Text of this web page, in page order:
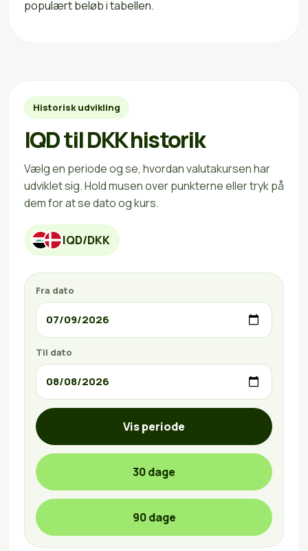
populært beløb i tabellen.
Historisk udvikling
IQD til DKK historik
Vælg en periode og se, hvordan valutakursen har
udviklet sig. Hold musen over punkterne eller tryk på
dem for at se dato og kurs.
IQD/DKK
Fra dato
Til dato
Vis periode
30 dage
90 dage